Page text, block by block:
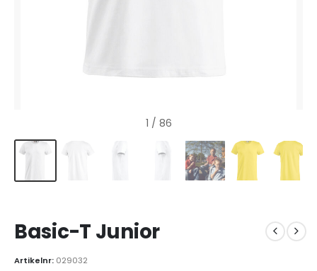
1 / 86
Basic-T Junior
Artikelnr: 029032